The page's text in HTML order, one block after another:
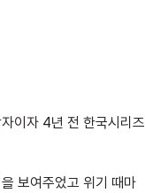
이자 4년 전 한국시리즈
보여주었고 위기 때마